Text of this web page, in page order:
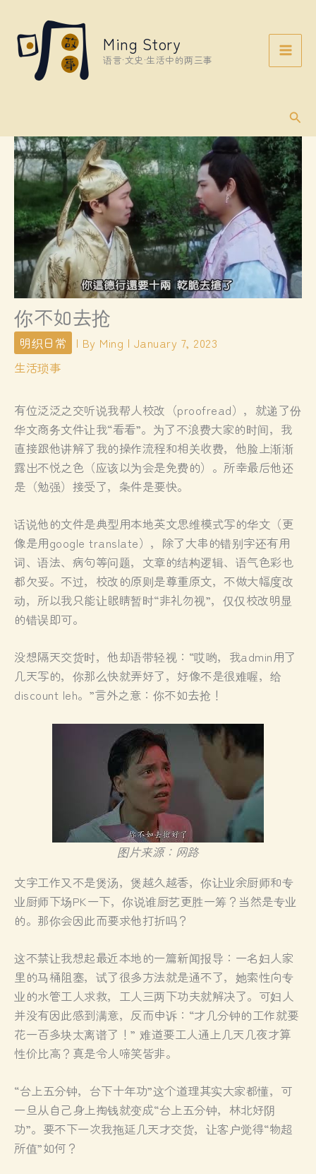
content
Ming Story
语言·文史·生活中的两三事
你不如去抢
明织日常 | By Ming | January 7, 2023
生活琐事
有位泛泛之交听说我帮人校改（proofread），就递了份
华文商务文件让我“看看”。为了不浪费大家的时间，我
直接跟他讲解了我的操作流程和相关收费，他脸上渐渐
露出不悦之色（应该以为会是免费的）。所幸最后他还
是（勉强）接受了，条件是要快。
话说他的文件是典型用本地英文思维模式写的华文（更
像是用google translate），除了大串的错别字还有用
词、语法、病句等问题，文章的结构逻辑、语气色彩也
都欠妥。不过，校改的原则是尊重原文，不做大幅度改
动，所以我只能让眼睛暂时“非礼勿视”，仅仅校改明显
的错误即可。
没想隔天交货时，他却语带轻视：“哎哟，我admin用了
几天写的，你那么快就弄好了，好像不是很难喔，给
discount leh。”言外之意：你不如去抢！
图片来源：网路
文字工作又不是煲汤，煲越久越香，你让业余厨师和专
业厨师下场PK一下，你说谁厨艺更胜一筹？当然是专业
的。那你会因此而要求他打折吗？
这不禁让我想起最近本地的一篇新闻报导：一名妇人家
里的马桶阻塞，试了很多方法就是通不了，她索性向专
业的水管工人求救，工人三两下功夫就解决了。可妇人
并没有因此感到满意，反而申诉：“才几分钟的工作就要
花一百多块太离谱了！” 难道要工人通上几天几夜才算
性价比高？真是令人啼笑皆非。
“台上五分钟，台下十年功”这个道理其实大家都懂，可
一旦从自己身上掏钱就变成“台上五分钟，林北好阴
功”。要不下一次我拖延几天才交货，让客户觉得“物超
所值”如何？